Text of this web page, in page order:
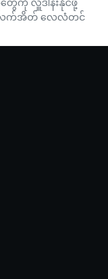
လက်အိတ် လေလံတင်